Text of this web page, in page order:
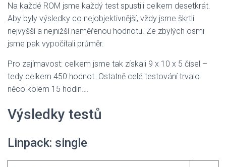
Na každé ROM jsme každý test spustili celkem desetkrát.
Aby byly výsledky co nejobjektivnější, vždy jsme škrtli
nejvyšší a nejnižší naměřenou hodnotu. Ze zbylých osmi
jsme pak vypočítali průměr.
Pro zajímavost: celkem jsme tak získali 9 x 10 x 5 čísel –
tedy celkem 450 hodnot. Ostatně celé testování trvalo
něco kolem 15 hodin….
Výsledky testů
Linpack: single